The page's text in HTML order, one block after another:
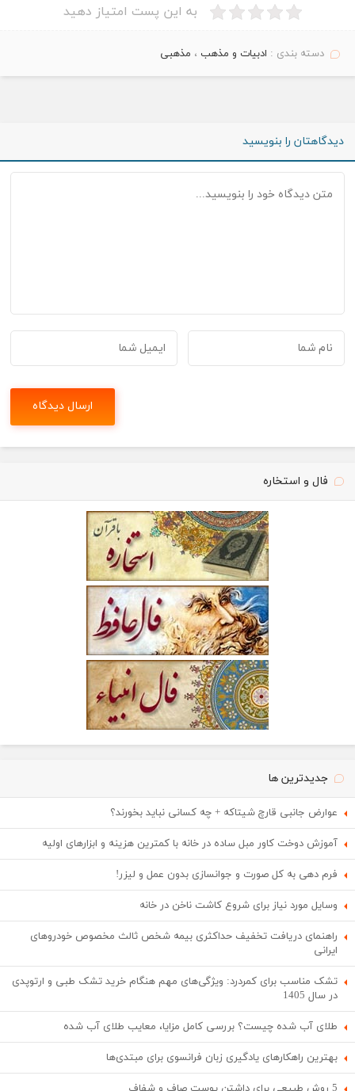
به این پست امتیاز دهید
دسته بندی : ادبیات و مذهب ، مذهبی
دیدگاهتان را بنویسید
فال و استخاره
جدیدترین ها
عوارض جانبی قارچ شیتاکه + چه کسانی نباید بخورند؟
آموزش دوخت کاور مبل ساده در خانه با کمترین هزینه و ابزارهای اولیه
فرم دهی به کل صورت و جوانسازی بدون عمل و لیزر!
وسایل مورد نیاز برای شروع کاشت ناخن در خانه
راهنمای دریافت تخفیف حداکثری بیمه شخص ثالث مخصوص خودروهای
ایرانی
تشک مناسب برای کمردرد: ویژگی‌های مهم هنگام خرید تشک طبی و ارتوپدی
در سال 1405
طلای آب شده چیست؟ بررسی کامل مزایا، معایب طلای آب شده
بهترین راهکارهای یادگیری زبان فرانسوی برای مبتدی‌ها